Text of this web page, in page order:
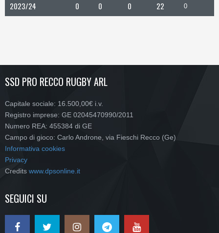
2023/24 0 0 0 22 0
SSD PRO RECCO RUGBY ARL
Capitale sociale: 16.500,00€ i.v.
Registro imprese: GE 02045470990/2011
Numero REA: 455384 di GE
Campo di gioco: Carlo Androne, via Fieschi Recco (Ge)
Informativa cookies
Privacy
Credits www.dpsonline.it
SEGUICI SU